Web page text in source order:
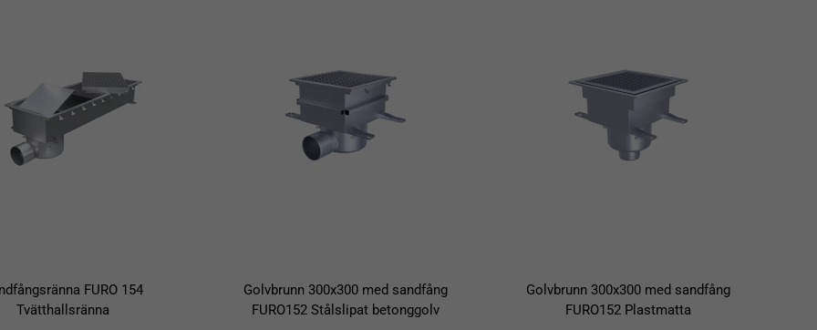
FURO 154
Tvätthallsränna
Golvbrunn 300x300 med sandfång
FURO152 Stålslipat betonggolv
Golvbrunn 300x300 med sandfång
FURO152 Plastmatta